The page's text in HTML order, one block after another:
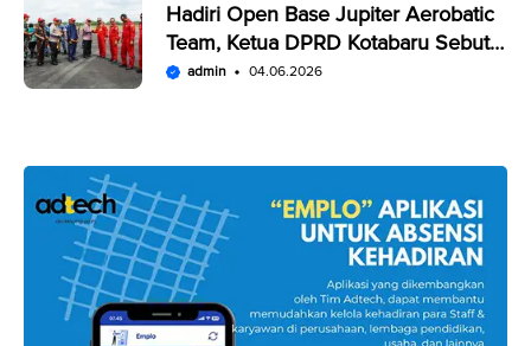
Hadiri Open Base Jupiter Aerobatic
Team, Ketua DPRD Kotabaru Sebut
Penampilan JAT Luar Biasa
admin 04.06.2026